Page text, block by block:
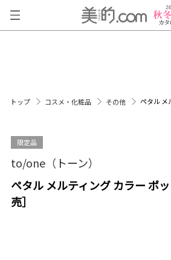
トップ コスメ・化粧品 その他 ペタル メ
限定品
to/one（トーン）
ペタル メルティング カラー ポ
売］